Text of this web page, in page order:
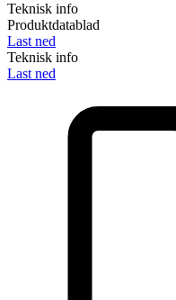
Teknisk info
Produktdatablad
Last ned
Teknisk info
Last ned